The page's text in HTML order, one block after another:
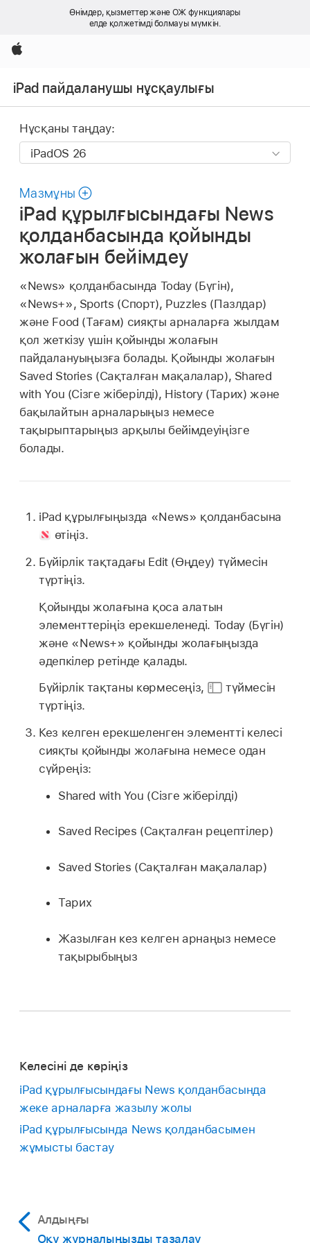
Өнімдер, қызметтер және ОЖ функциялары
елде қолжетімді болмауы мүмкін.
Apple
iPad пайдаланушы нұсқаулығы
Нұсқаны таңдау:
Мазмұны
iPad құрылғысындағы News
қолданбасында қойынды
жолағын бейімдеу
«News» қолданбасында Today (Бүгін),
«News+», Sports (Спорт), Puzzles (Пазлдар)
және Food (Тағам) сияқты арналарға жылдам
қол жеткізу үшін қойынды жолағын
пайдалануыңызға болады. Қойынды жолағын
Saved Stories (Сақталған мақалалар), Shared
with You (Сізге жіберілді), History (Тарих) және
бақылайтын арналарыңыз немесе
тақырыптарыңыз арқылы бейімдеуіңізге
болады.
iPad құрылғыңызда «News» қолданбасына
өтіңіз.
Бүйірлік тақтадағы Edit (Өңдеу) түймесін
түртіңіз.
Қойынды жолағына қоса алатын
элементтеріңіз ерекшеленеді. Today (Бүгін)
және «News+» қойынды жолағыңызда
әдепкілер ретінде қалады.
Бүйірлік тақтаны көрмесеңіз,
түймесін
түртіңіз.
Кез келген ерекшеленген элементті келесі
сияқты қойынды жолағына немесе одан
сүйреңіз:
Shared with You (Сізге жіберілді)
Saved Recipes (Сақталған рецептілер)
Saved Stories (Сақталған мақалалар)
Тарих
Жазылған кез келген арнаңыз немесе
тақырыбыңыз
Келесіні де көріңіз
iPad құрылғысындағы News қолданбасында
жеке арналарға жазылу жолы
iPad құрылғысында News қолданбасымен
жұмысты бастау
Алдыңғы
Оқу журналыңызды тазалау